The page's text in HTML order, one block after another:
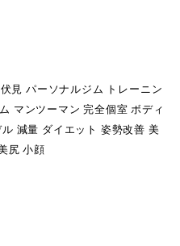
見 パーソナルジム トレーニン
マンツーマン 完全個室 ボディ
減量 ダイエット 姿勢改善 美
尻 小顔